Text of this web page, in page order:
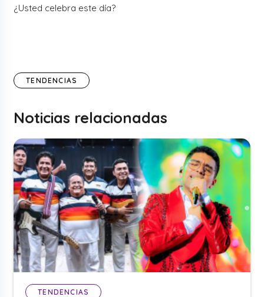
¿Usted celebra este día?
TENDENCIAS
Noticias relacionadas
TENDENCIAS